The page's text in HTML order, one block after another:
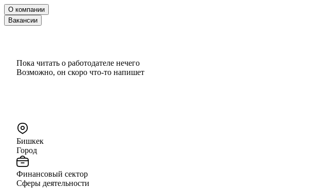
О компании
Вакансии
Пока читать о работодателе нечего
Возможно, он скоро что‑то напишет
Бишкек
Город
Финансовый сектор
Сферы деятельности